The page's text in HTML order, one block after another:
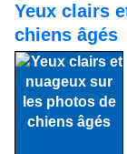
Yeux clairs
chiens âgés